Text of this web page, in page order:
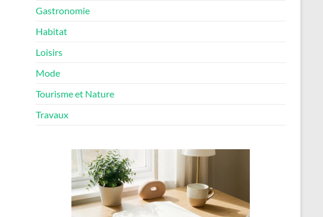
Gastronomie
Habitat
Loisirs
Mode
Tourisme et Nature
Travaux